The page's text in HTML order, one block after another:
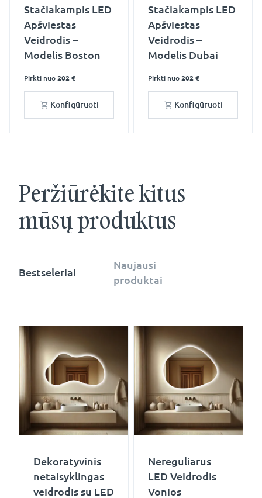
Stačiakampis LED
Apšviestas
Veidrodis –
Modelis Boston
Pirkti nuo 202 €
Konfigūruoti
Stačiakampis LED
Apšviestas
Veidrodis –
Modelis Dubai
Pirkti nuo 202 €
Konfigūruoti
Peržiūrėkite kitus
mūsų produktus
Bestseleriai
Naujausi
produktai
Dekoratyvinis
netaisyklingas
veidrodis su LED
Nereguliarus
LED Veidrodis
Vonios